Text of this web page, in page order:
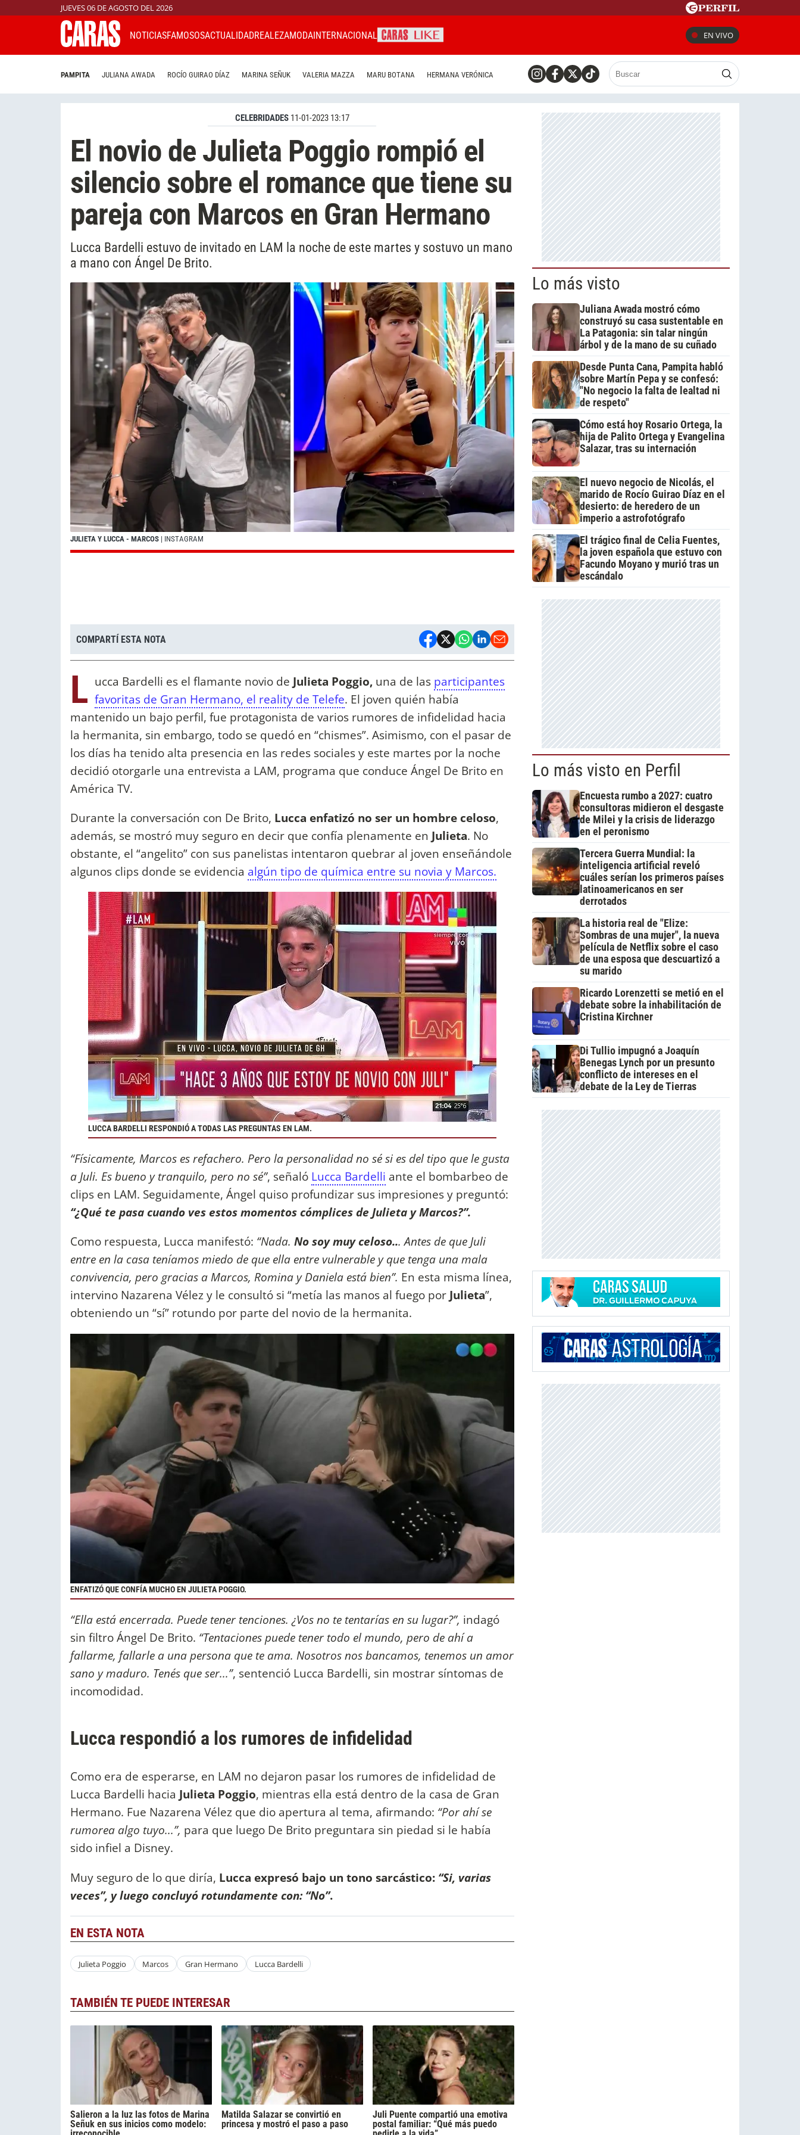
JUEVES 06 DE AGOSTO DEL 2026
NOTICIASFAMOSOSACTUALIDADREALEZAMODAINTERNACIONAL EN VIVO
PAMPITA JULIANA AWADA ROCÍO GUIRAO DÍAZ MARINA SEÑUK VALERIA MAZZA MARU BOTANA HERMANA VERÓNICA
CELEBRIDADES 11-01-2023 13:17
El novio de Julieta Poggio rompió el
silencio sobre el romance que tiene su
pareja con Marcos en Gran Hermano
Lucca Bardelli estuvo de invitado en LAM la noche de este martes y sostuvo un mano
a mano con Ángel De Brito.
JULIETA Y LUCCA - MARCOS | INSTAGRAM
COMPARTÍ ESTA NOTA
L ucca Bardelli es el flamante novio de Julieta Poggio, una de las participantes
favoritas de Gran Hermano, el reality de Telefe. El joven quién había
mantenido un bajo perfil, fue protagonista de varios rumores de infidelidad hacia
la hermanita, sin embargo, todo se quedó en “chismes”. Asimismo, con el pasar de
los días ha tenido alta presencia en las redes sociales y este martes por la noche
decidió otorgarle una entrevista a LAM, programa que conduce Ángel De Brito en
América TV.
Durante la conversación con De Brito, Lucca enfatizó no ser un hombre celoso,
además, se mostró muy seguro en decir que confía plenamente en Julieta. No
obstante, el “angelito” con sus panelistas intentaron quebrar al joven enseñándole
algunos clips donde se evidencia algún tipo de química entre su novia y Marcos.
LUCCA BARDELLI RESPONDIÓ A TODAS LAS PREGUNTAS EN LAM.
“Físicamente, Marcos es refachero. Pero la personalidad no sé si es del tipo que le gusta
a Juli. Es bueno y tranquilo, pero no sé”, señaló Lucca Bardelli ante el bombarbeo de
clips en LAM. Seguidamente, Ángel quiso profundizar sus impresiones y preguntó:
“¿Qué te pasa cuando ves estos momentos cómplices de Julieta y Marcos?”.
Como respuesta, Lucca manifestó: “Nada. No soy muy celoso... Antes de que Juli
entre en la casa teníamos miedo de que ella entre vulnerable y que tenga una mala
convivencia, pero gracias a Marcos, Romina y Daniela está bien”. En esta misma línea,
intervino Nazarena Vélez y le consultó si “metía las manos al fuego por Julieta”,
obteniendo un “sí” rotundo por parte del novio de la hermanita.
ENFATIZÓ QUE CONFÍA MUCHO EN JULIETA POGGIO.
“Ella está encerrada. Puede tener tenciones. ¿Vos no te tentarías en su lugar?”, indagó
sin filtro Ángel De Brito. “Tentaciones puede tener todo el mundo, pero de ahí a
fallarme, fallarle a una persona que te ama. Nosotros nos bancamos, tenemos un amor
sano y maduro. Tenés que ser...”, sentenció Lucca Bardelli, sin mostrar síntomas de
incomodidad.
Lucca respondió a los rumores de infidelidad
Como era de esperarse, en LAM no dejaron pasar los rumores de infidelidad de
Lucca Bardelli hacia Julieta Poggio, mientras ella está dentro de la casa de Gran
Hermano. Fue Nazarena Vélez que dio apertura al tema, afirmando: “Por ahí se
rumorea algo tuyo...”, para que luego De Brito preguntara sin piedad si le había
sido infiel a Disney.
Muy seguro de lo que diría, Lucca expresó bajo un tono sarcástico: “Si, varias
veces”, y luego concluyó rotundamente con: “No”.
EN ESTA NOTA
Julieta Poggio Marcos Gran Hermano Lucca Bardelli
TAMBIÉN TE PUEDE INTERESAR
Salieron a la luz las fotos de Marina
Señuk en sus inicios como modelo:
Matilda Salazar se convirtió en
princesa y mostró el paso a paso
Juli Puente compartió una emotiva
postal familiar: “Qué más puedo
Lo más visto
Juliana Awada mostró cómo
construyó su casa sustentable en
La Patagonia: sin talar ningún
árbol y de la mano de su cuñado
Desde Punta Cana, Pampita habló
sobre Martín Pepa y se confesó:
"No negocio la falta de lealtad ni
de respeto"
Cómo está hoy Rosario Ortega, la
hija de Palito Ortega y Evangelina
Salazar, tras su internación
El nuevo negocio de Nicolás, el
marido de Rocío Guirao Díaz en el
desierto: de heredero de un
imperio a astrofotógrafo
El trágico final de Celia Fuentes,
la joven española que estuvo con
Facundo Moyano y murió tras un
escándalo
Lo más visto en Perfil
Encuesta rumbo a 2027: cuatro
consultoras midieron el desgaste
de Milei y la crisis de liderazgo
en el peronismo
Tercera Guerra Mundial: la
inteligencia artificial reveló
cuáles serían los primeros países
latinoamericanos en ser
derrotados
La historia real de "Elize:
Sombras de una mujer", la nueva
película de Netflix sobre el caso
de una esposa que descuartizó a
su marido
Ricardo Lorenzetti se metió en el
debate sobre la inhabilitación de
Cristina Kirchner
Di Tullio impugnó a Joaquín
Benegas Lynch por un presunto
conflicto de intereses en el
debate de la Ley de Tierras